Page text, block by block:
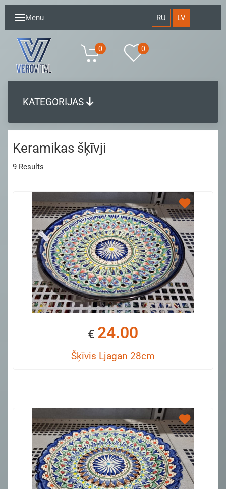
Menu RU LV
0 0
KATEGORIJAS
Keramikas šķīvji
9 Results
€ 24.00
Šķīvis Ljagan 28cm